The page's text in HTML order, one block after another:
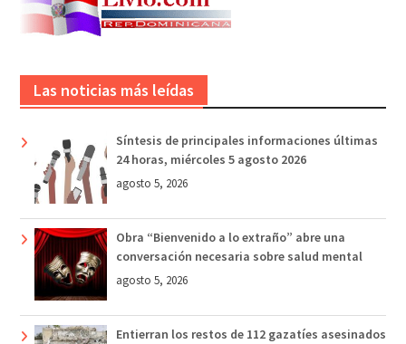
Las noticias más leídas
Síntesis de principales informaciones últimas
24 horas, miércoles 5 agosto 2026
agosto 5, 2026
Obra “Bienvenido a lo extraño” abre una
conversación necesaria sobre salud mental
agosto 5, 2026
Entierran los restos de 112 gazatíes asesinados